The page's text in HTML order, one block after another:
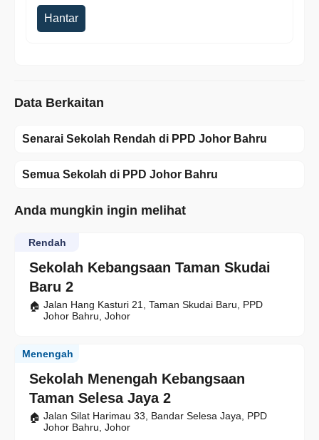
Hantar
Data Berkaitan
Senarai Sekolah Rendah di PPD Johor Bahru
Semua Sekolah di PPD Johor Bahru
Anda mungkin ingin melihat
Sekolah Kebangsaan Taman Skudai
Baru 2
Rendah
Jalan Hang Kasturi 21, Taman Skudai Baru, PPD
Johor Bahru, Johor
Sekolah Menengah Kebangsaan
Taman Selesa Jaya 2
Menengah
Jalan Silat Harimau 33, Bandar Selesa Jaya, PPD
Johor Bahru, Johor